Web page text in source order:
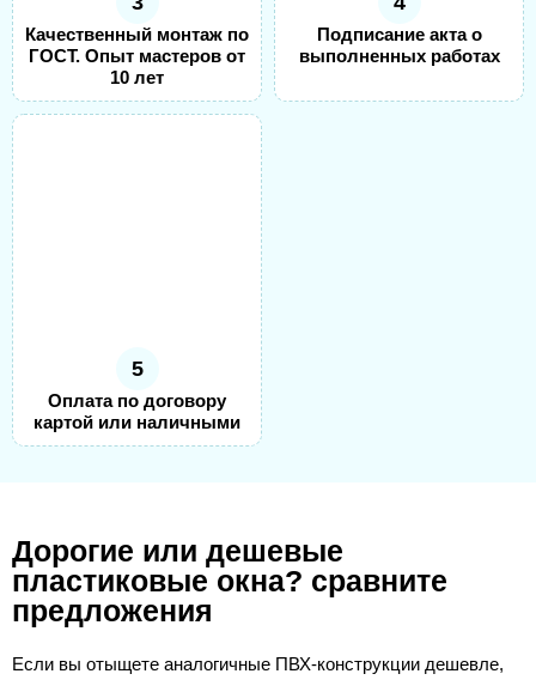
Качественный монтаж по
ГОСТ. Опыт мастеров от
10 лет
Подписание акта о
выполненных работах
5
Оплата по договору
картой или наличными
Дорогие или дешевые
пластиковые окна? сравните
предложения
Если вы отыщете аналогичные ПВХ-конструкции дешевле,